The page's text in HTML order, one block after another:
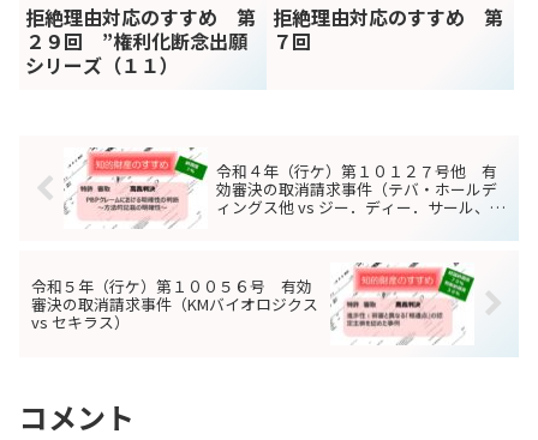
拒絶理由対応のすすめ 第
２９回 ”権利化断念出願
シリーズ（１１）
拒絶理由対応のすすめ 第
７回
令和４年（行ケ）第１０１２７号他 有
効審決の取消請求事件（テバ・ホールデ
ィングス他 vs ジー．ディー．サール、リ
令和５年（行ケ）第１００５６号 有効
審決の取消請求事件（KMバイオロジクス
vs セキラス）
コメント